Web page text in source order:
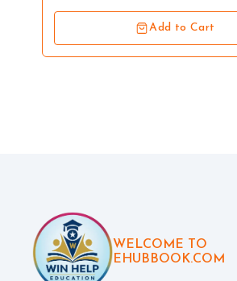
તેમજ બુક ખરીદવા નીચે આપેલ લિંક પર ક્લિક
Add to Cart
WELCOME TO
EHUBBOOK.COM